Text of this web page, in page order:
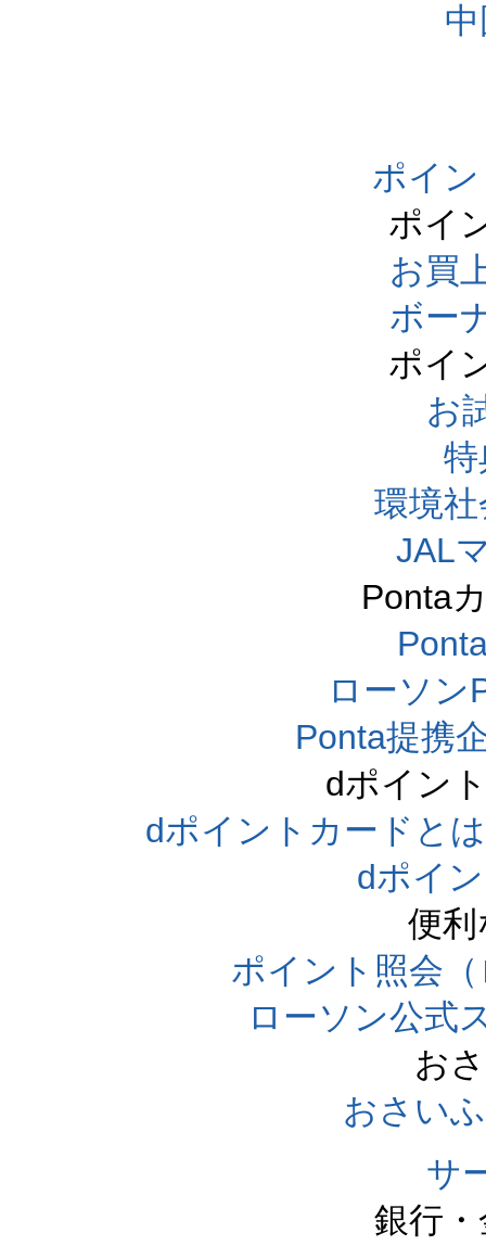
ポイ
ポイ
お買
ボー
ポイ
お
環境
JAL
Ponta
ローソン
Ponta提携
dポイン
dポイントカードと
dポイ
便
ポイント照会
ローソン公式
お
おさい
サ
銀行